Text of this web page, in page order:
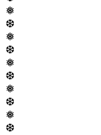
❅
❆
❅
❆
❅
❆
❅
❆
❅
❆